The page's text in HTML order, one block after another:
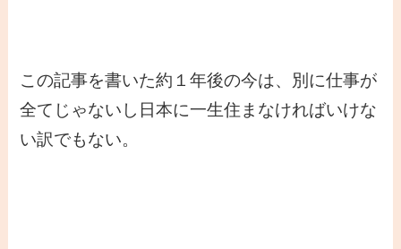
この記事を書いた約１年後の今は、別に仕事が
全てじゃないし日本に一生住まなければいけな
い訳でもない。